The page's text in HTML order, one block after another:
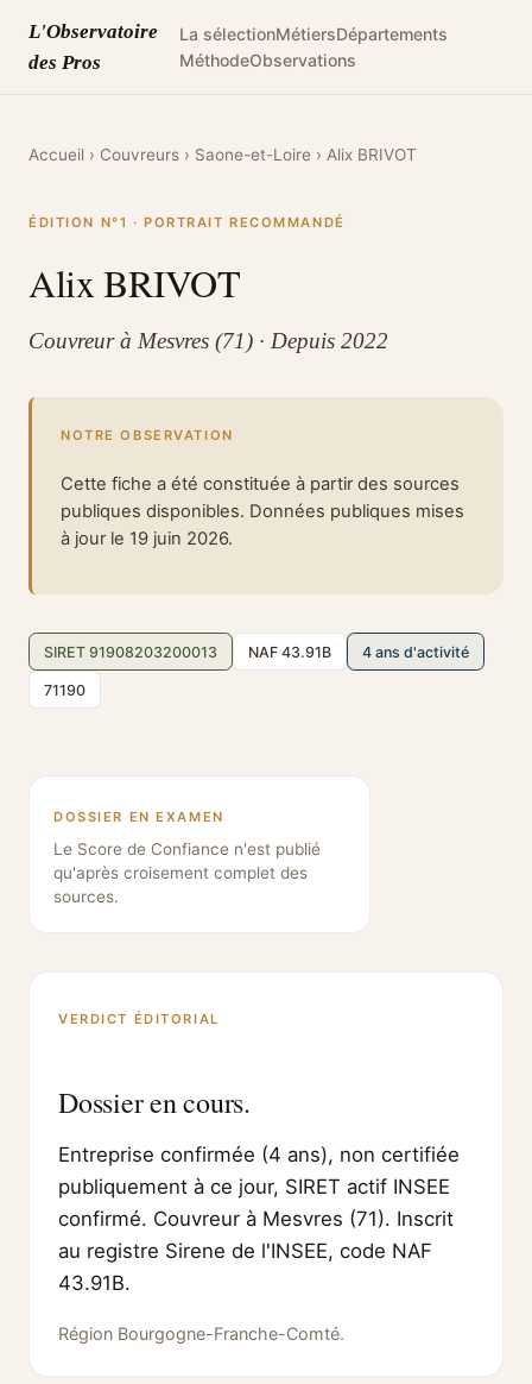
L'Observatoire
des Pros
La sélectionMétiersDépartements
MéthodeObservations
Accueil › Couvreurs › Saone-et-Loire › Alix BRIVOT
ÉDITION N°1 · PORTRAIT RECOMMANDÉ
Alix BRIVOT
Couvreur à Mesvres (71) · Depuis 2022
NOTRE OBSERVATION
Cette fiche a été constituée à partir des sources
publiques disponibles. Données publiques mises
à jour le 19 juin 2026.
SIRET 91908203200013 NAF 43.91B 4 ans d'activité
71190
DOSSIER EN EXAMEN
Le Score de Confiance n'est publié
qu'après croisement complet des
sources.
VERDICT ÉDITORIAL
Dossier en cours.
Entreprise confirmée (4 ans), non certifiée
publiquement à ce jour, SIRET actif INSEE
confirmé. Couvreur à Mesvres (71). Inscrit
au registre Sirene de l'INSEE, code NAF
43.91B.
Région Bourgogne-Franche-Comté.